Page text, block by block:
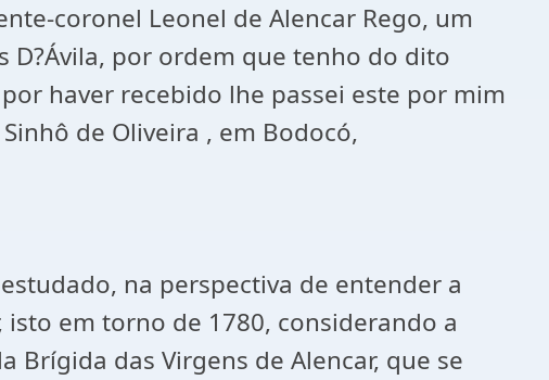
coronel Leonel de Alencar Rego, um
D?Ávila, por ordem que tenho do dito
haver recebido lhe passei este por mim
de Oliveira , em Bodocó,
na perspectiva de entender a
isto em torno de 1780, considerando a
Brígida das Virgens de Alencar, que se